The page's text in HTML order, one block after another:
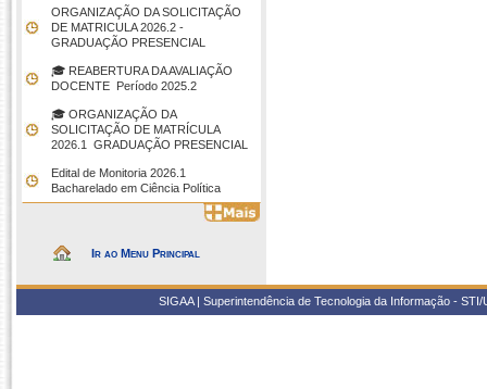
ORGANIZAÇÃO DA SOLICITAÇÃO
DE MATRICULA 2026.2 -
GRADUAÇÃO PRESENCIAL
🎓 REABERTURA DA AVALIAÇÃO
DOCENTE  Período 2025.2
🎓 ORGANIZAÇÃO DA
SOLICITAÇÃO DE MATRÍCULA
2026.1  GRADUAÇÃO PRESENCIAL
Edital de Monitoria 2026.1 
Bacharelado em Ciência Política
Ir ao Menu Principal
SIGAA | Superintendência de Tecnologia da Informação -